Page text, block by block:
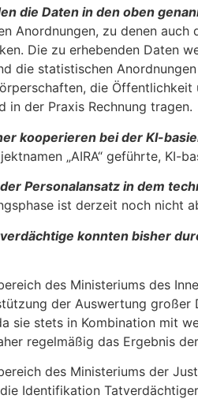
die Daten in den oben
Anordnungen, zu denen
Die zu erhe­benden Daten
die statistischen
die
in der Praxis Rechnung tragen.
kooperieren bei der KI-
„AIRA“ geführte,
Personalansatz in dem
ist derzeit noch nicht
konnten bisher
des Ministeriums des
der Auswertung
sie stets in Kom­bination mit
regelmäßig das Ergebnis
des Ministeriums der
Identifikation